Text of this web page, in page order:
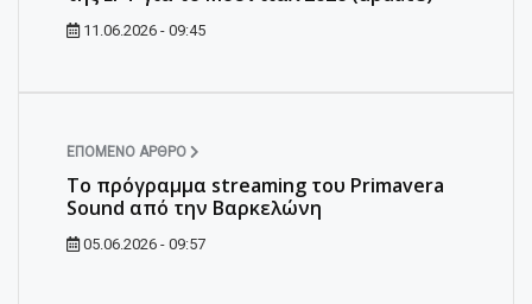
11.06.2026 - 09:45
ΕΠΌΜΕΝΟ ΆΡΘΡΟ
To πρόγραμμα streaming του Primavera
Sound από την Βαρκελώνη
05.06.2026 - 09:57